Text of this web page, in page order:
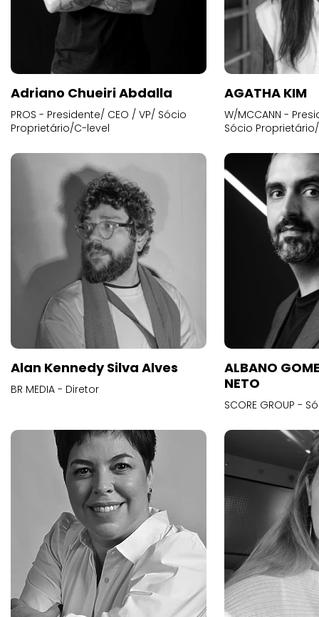
Adriano Chueiri Abdalla
PROS - Presidente/ CEO / VP/ Sócio
Proprietário/C-level
AGATHA KIM
W/MCCANN -
Sócio
Alan Kennedy Silva Alves
BR MEDIA - Diretor
ALBANO
NETO
SCORE GROUP -